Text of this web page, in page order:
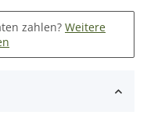
zahlen? Weitere